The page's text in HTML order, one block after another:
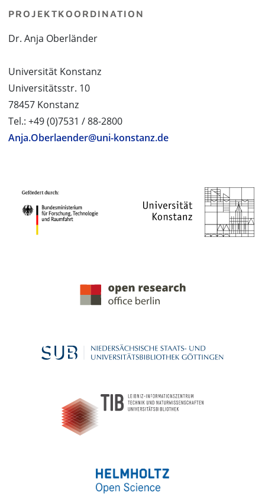
PROJEKTKOORDINATION
Dr. Anja Oberländer
Universität Konstanz
Universitätsstr. 10
78457 Konstanz
Tel.: +49 (0)7531 / 88-2800
Anja.Oberlaender@uni-konstanz.de